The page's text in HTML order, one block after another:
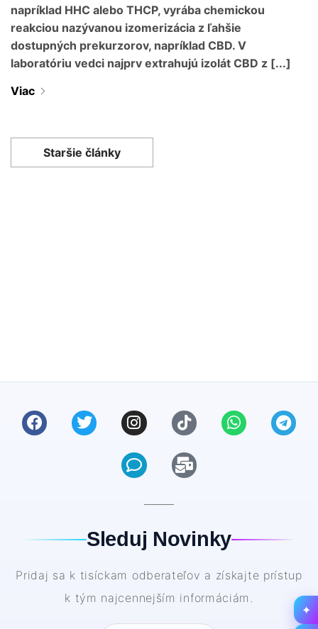
napríklad HHC alebo THCP, vyrába chemickou
reakciou nazývanou izomerizácia z ľahšie
dostupných prekurzorov, napríklad CBD. V
laboratóriu vedci najprv extrahujú izolát CBD z [...]
Viac
Staršie články
Sleduj Novinky
Pridaj sa k tisíckam odberateľov a získajte prístup
k tým najcennejším informáciám.
✦